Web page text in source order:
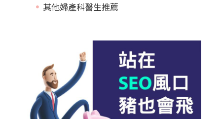
其他婦產科醫生推薦